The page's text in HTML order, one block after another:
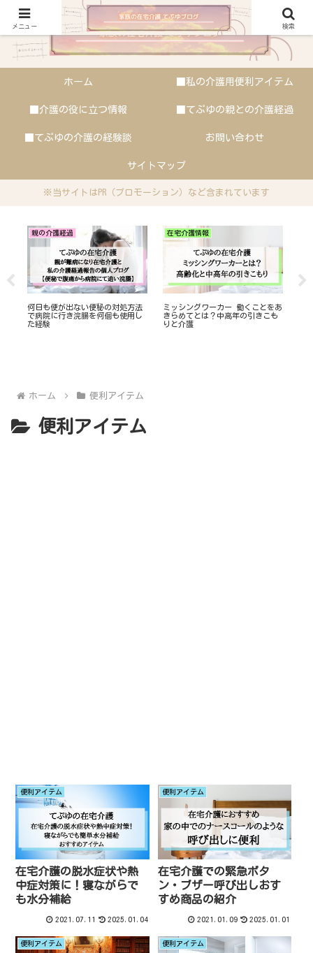
ホーム ■私の介護用便利アイテム
■介護の役に立つ情報 ■てぷゆの親との介護経過
■てぷゆの介護の経験談 お問い合わせ
サイトマップ
※当サイトはPR（プロモーション）など含まれています
親の介護経過
何日も便が出ない便秘の対処方法
で病院に行き浣腸を何個も使用し
た経験
在宅介護情報
ミッシングワーカー 働くことをあ
きらめてとは？中高年の引きこも
りと介護
ホーム 便利アイテム
便利アイテム
便利アイテム
在宅介護の脱水症状や熱
中症対策に！寝ながらで
も水分補給
2021.07.11 2025.01.04
便利アイテム
在宅介護での緊急ボタ
ン・ブザー呼び出しおす
すめ商品の紹介
2021.01.09 2025.01.01
便利アイテム 便利アイテム
メニュー 検索